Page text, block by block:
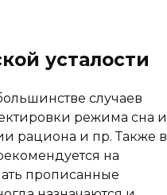
усталости
случаев
режима сна и
рациона и пр. Также в
на
прописанные